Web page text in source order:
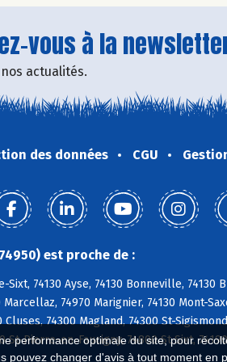
performance optimale du site, pour
changer d'avis à tout moment en
vous à la
actualités.
des données CGU
est proche de :
74130 Ayse, 74130 Bonneville,
74970 Marignier, 74130 Mont-
74300 Magland, 74300 St-
Pierre-en-Faucigny, 74800 St-Sixt,